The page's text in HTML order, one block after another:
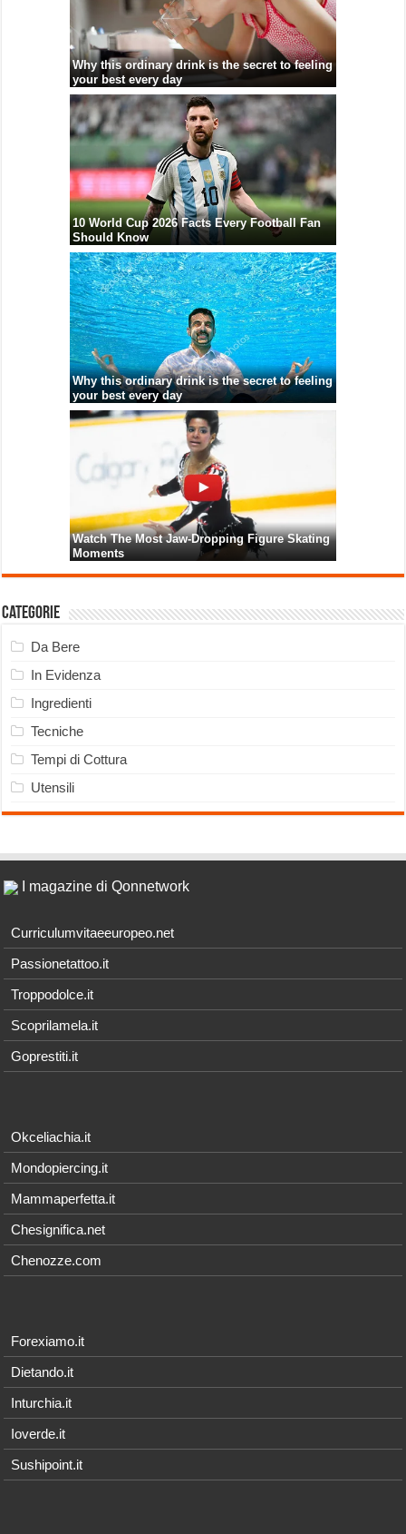
Categorie
Da Bere
In Evidenza
Ingredienti
Tecniche
Tempi di Cottura
Utensili
I magazine di Qonnetwork
Curriculumvitaeeuropeo.net
Passionetattoo.it
Troppodolce.it
Scoprilamela.it
Goprestiti.it
Okceliachia.it
Mondopiercing.it
Mammaperfetta.it
Chesignifica.net
Chenozze.com
Forexiamo.it
Dietando.it
Inturchia.it
Ioverde.it
Sushipoint.it